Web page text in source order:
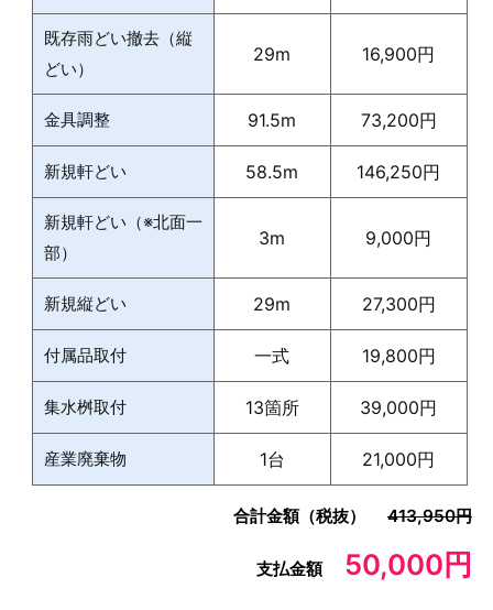
既存雨どい撤去（縦
どい）
29m 16,900円
金具調整 91.5m 73,200円
新規軒どい 58.5m 146,250円
新規軒どい（※北面一
部）
3m 9,000円
新規縦どい 29m 27,300円
付属品取付 一式 19,800円
集水桝取付 13箇所 39,000円
産業廃棄物 1台 21,000円
合計金額（税抜） 413,950円
支払金額 50,000円